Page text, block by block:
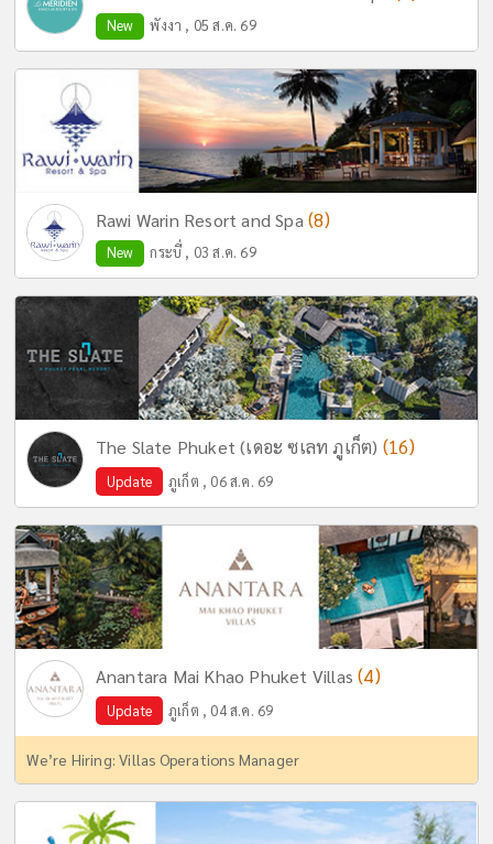
New พังงา , 05 ส.ค. 69
Rawi Warin Resort and Spa (8)
New กระบี่ , 03 ส.ค. 69
The Slate Phuket (เดอะ ซเลท ภูเก็ต) (16)
Update ภูเก็ต , 06 ส.ค. 69
Anantara Mai Khao Phuket Villas(4)
Update ภูเก็ต , 04 ส.ค. 69
We’re Hiring: Villas Operations Manager